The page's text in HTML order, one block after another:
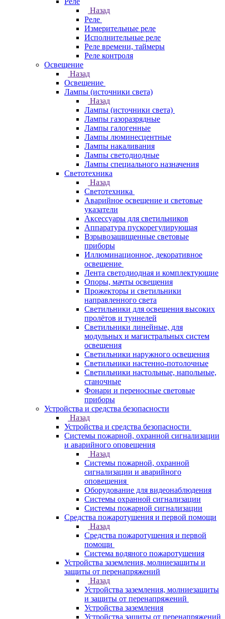
Назад
Реле
Измерительные реле
Исполнительные реле
Реле времени, таймеры
Реле контроля
Освещение
Назад
Освещение
Лампы (источники света)
Назад
Лампы (источники света)
Лампы газоразрядные
Лампы галогенные
Лампы люминесцентные
Лампы накаливания
Лампы светодиодные
Лампы специального назначения
Светотехника
Назад
Светотехника
Аварийное освещение и световые
указатели
Аксессуары для светильников
Аппаратура пускорегулирующая
Взрывозащищенные световые
приборы
Иллюминационное, декоративное
освещение
Лента светодиодная и комплектующие
Опоры, мачты освещения
Прожекторы и светильники
направленного света
Светильники для освещения высоких
пролётов и туннелей
Светильники линейные, для
модульных и магистральных систем
освещения
Светильники наружного освещения
Светильники настенно-потолочные
Светильники настольные, напольные,
станочные
Фонари и переносные световые
приборы
Устройства и средства безопасности
Назад
Устройства и средства безопасности
Системы пожарной, охранной сигнализации
и аварийного оповещения
Назад
Системы пожарной, охранной
сигнализации и аварийного
оповещения
Оборудование для видеонаблюдения
Системы охранной сигнализации
Системы пожарной сигнализации
Средства пожаротушения и первой помощи
Назад
Средства пожаротушения и первой
помощи
Система водяного пожаротушения
Устройства заземления, молниезащиты и
защиты от перенапряжений
Назад
Устройства заземления, молниезащиты
и защиты от перенапряжений
Устройства заземления
Устройства защиты от перенапряжений